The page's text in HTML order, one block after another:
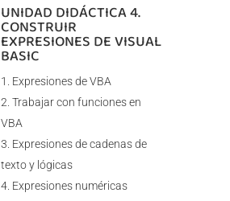
UNIDAD DIDÁCTICA 4.
CONSTRUIR
EXPRESIONES DE VISUAL
BASIC
Expresiones de VBA
Trabajar con funciones en
VBA
Expresiones de cadenas de
texto y lógicas
Expresiones numéricas